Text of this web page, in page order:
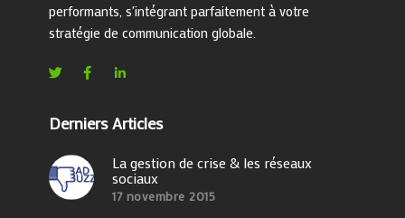
performants, s'intégrant parfaitement à votre
stratégie de communication globale.
Derniers Articles
La gestion de crise & les réseaux
sociaux
17 novembre 2015